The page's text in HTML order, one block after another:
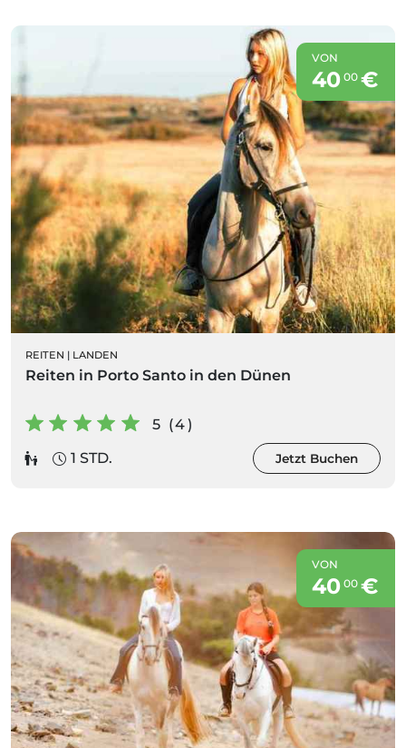
VON
40 00€
REITEN | LANDEN
Reiten in Porto Santo in den Dünen
5 (4)
1 STD.
Jetzt Buchen
VON
40 00€